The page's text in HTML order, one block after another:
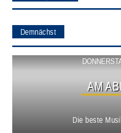
Demnächst
AM
Die beste
Show ansehen